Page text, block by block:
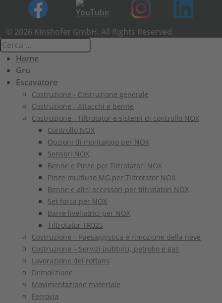
© 2026 Kinshofer GmbH. All Rights Reserved.
Home
Gru
Escavatore
Costruzione - Costruzione generale
Costruzione - Attacchi e benne
Costruzione - Tiltrotator e sistemi di controllo NOX
Controllo NOX
Opzioni di montaggio per NOX
Sensori NOX
Benne e Pinze per Tiltrotatori NOX
Pinze multiuso MG per Tiltrotator NOX
Benne e altri accessori per tiltrotatori NOX
Set forca per NOX
Barre livellatrici per NOX
Tiltrotator TR025
Costruzione – Paesaggistica e rimozione della neve
Costruzione – Servizi pubbilci, petrolio e gas
Lavorazione dei rottami
Demolizione
Movimentazione materiale
Ferrovia